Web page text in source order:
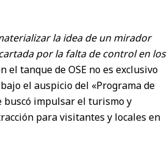
la idea de un mirador
por la falta de control en los
el tanque de OSE no es exclusivo
el auspicio del «Programa de
buscó impulsar el turismo y
para visitantes y locales en